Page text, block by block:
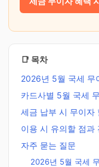
📑 목차
2026년 5월 국세 무
카드사별 5월 국세
세금 납부 시 무이자
이용 시 유의할 점과
자주 묻는 질문
2026년 5월 국세